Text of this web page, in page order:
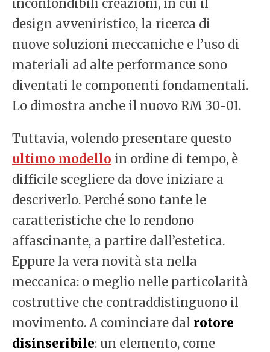
inconfondibili creazioni, in cui il
design avveniristico, la ricerca di
nuove soluzioni meccaniche e l’uso di
materiali ad alte performance sono
diventati le componenti fondamentali.
Lo dimostra anche il nuovo RM 30-01.
Tuttavia, volendo presentare questo
ultimo modello in ordine di tempo, è
difficile scegliere da dove iniziare a
descriverlo. Perché sono tante le
caratteristiche che lo rendono
affascinante, a partire dall’estetica.
Eppure la vera novità sta nella
meccanica: o meglio nelle particolarità
costruttive che contraddistinguono il
movimento. A cominciare dal rotore
disinseribile: un elemento, come